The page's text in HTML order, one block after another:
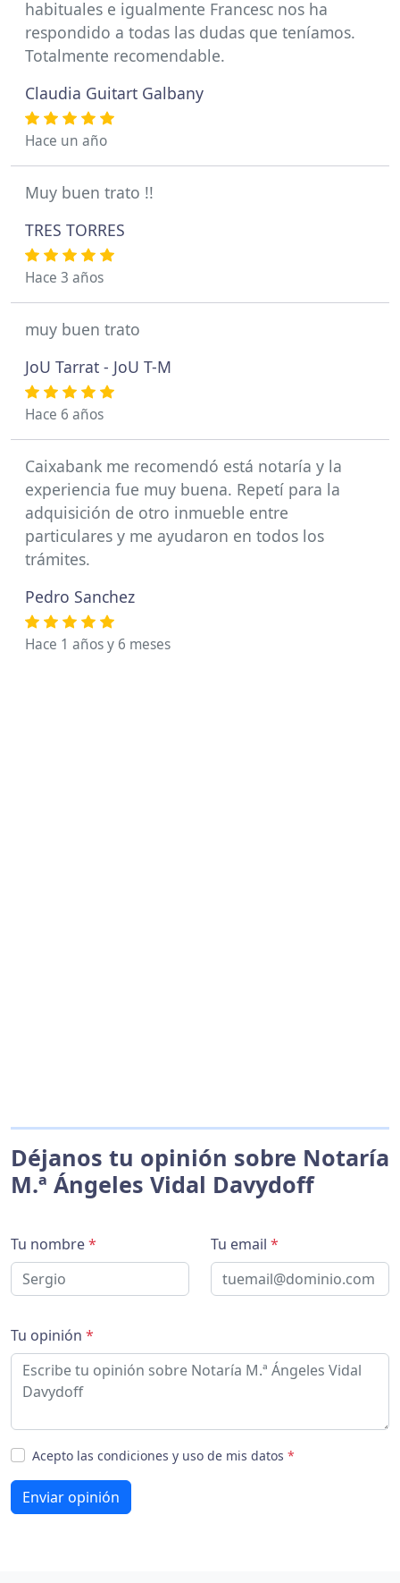
habituales e igualmente Francesc nos ha
respondido a todas las dudas que teníamos.
Totalmente recomendable.
Claudia Guitart Galbany
Hace un año
Muy buen trato !!
TRES TORRES
Hace 3 años
muy buen trato
JoU Tarrat - JoU T-M
Hace 6 años
Caixabank me recomendó está notaría y la
experiencia fue muy buena. Repetí para la
adquisición de otro inmueble entre
particulares y me ayudaron en todos los
trámites.
Pedro Sanchez
Hace 1 años y 6 meses
Déjanos tu opinión sobre Notaría
M.ª Ángeles Vidal Davydoff
Tu nombre* Tu email *
Tu opinión *
Acepto las condiciones y uso de mis datos *
Enviar opinión